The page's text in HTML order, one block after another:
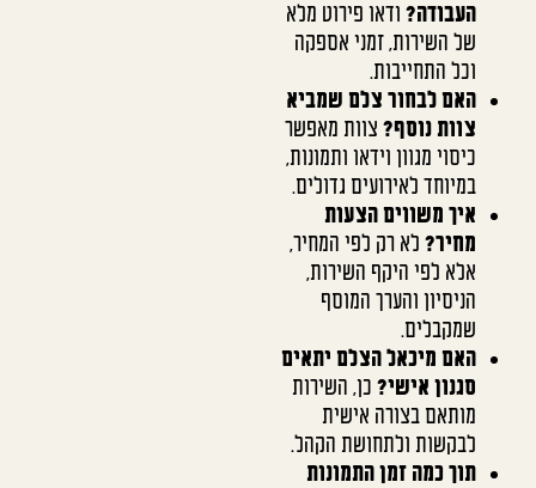
העבודה? ודאו פירוט מלא
של השירות, זמני אספקה
וכל התחייבות.
האם לבחור צלם שמביא
צוות נוסף? צוות מאפשר
כיסוי מגוון וידאו ותמונות,
במיוחד לאירועים גדולים.
איך משווים הצעות
מחיר? לא רק לפי המחיר,
אלא לפי היקף השירות,
הניסיון והערך המוסף
שמקבלים.
האם מיכאל הצלם יתאים
סגנון אישי? כן, השירות
מותאם בצורה אישית
לבקשות ולתחושת הקהל.
תוך כמה זמן התמונות